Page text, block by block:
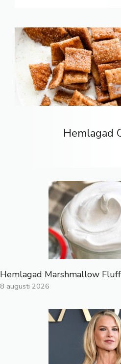
Hemlagad
Hemlagad Marshmallow Fluff
8 augusti 2026